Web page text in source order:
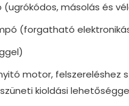
másolás és
(forgatható
motor,
kioldási